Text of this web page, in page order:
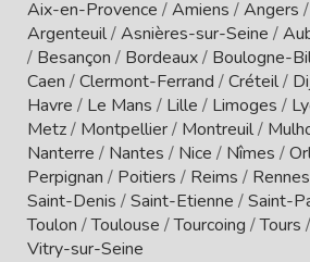
Aix-en-Provence /Amiens /Angers /
Argenteuil/Asnières-sur-Seine /
/ Besançon / Bordeaux/ Boulogne-
Caen /Clermont-Ferrand /Créteil/
Havre / Le Mans / Lille / Limoges /
Metz/ Montpellier/ Montreuil/
Nanterre / Nantes / Nice / Nîmes /
Perpignan / Poitiers / Reims / Rennes
Saint-Denis /Saint-Etienne /Saint-
Toulon /Toulouse /Tourcoing /Tours /
Vitry-sur-Seine